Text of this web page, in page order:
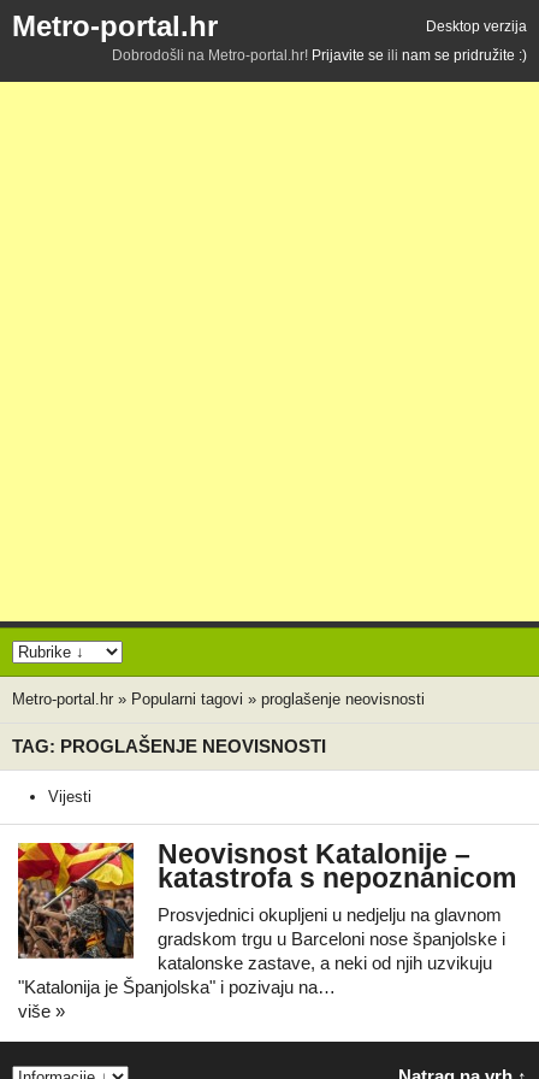
Metro-portal.hr
Desktop verzija
Dobrodošli na Metro-portal.hr! Prijavite se ili nam se pridružite :)
Metro-portal.hr » Popularni tagovi » proglašenje neovisnosti
TAG: PROGLAŠENJE NEOVISNOSTI
Vijesti
Neovisnost Katalonije –
katastrofa s nepoznanicom
Prosvjednici okupljeni u nedjelju na glavnom
gradskom trgu u Barceloni nose španjolske i
katalonske zastave, a neki od njih uzvikuju
"Katalonija je Španjolska" i pozivaju na…
više »